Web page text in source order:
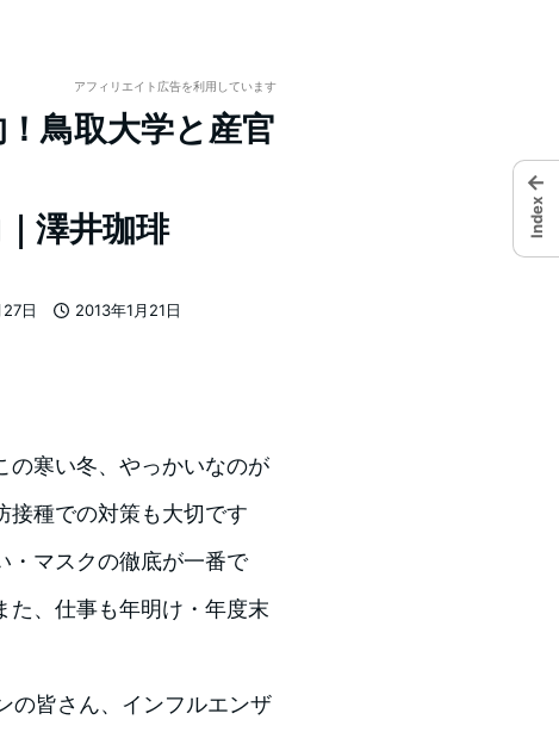
アフィリエイト広告を利用しています
鳥取大学と産官
澤井珈琲
日
2013年1月21日
の寒い冬、やっかいなのが
接種での対策も大切です
・マスクの徹底が一番で
た、仕事も年明け・年度末
の皆さん、インフルエンザ
←
Index